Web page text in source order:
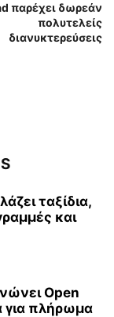
παρέχει δωρεάν
πολυτελείς
διανυκτερεύσεις
ταξίδια,
και
Open
για πλήρωμα